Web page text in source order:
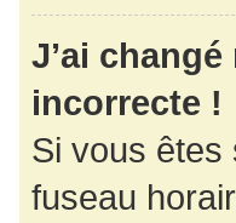
J’ai
incorrecte !
Si vous êtes
fuseau